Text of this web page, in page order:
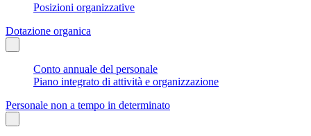
Posizioni organizzative
Dotazione organica
Conto annuale del personale
Piano integrato di attività e organizzazione
Personale non a tempo in determinato